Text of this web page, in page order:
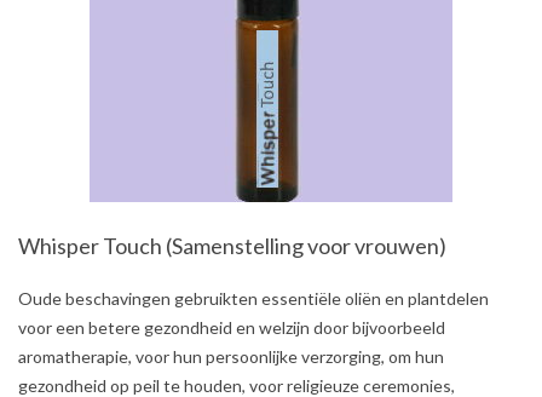
Whisper Touch (Samenstelling voor vrouwen)
2021-
Oude beschavingen gebruikten essentiële oliën en plantdelen
voor een betere gezondheid en welzijn door bijvoorbeeld
aromatherapie, voor hun persoonlijke verzorging, om hun
gezondheid op peil te houden, voor religieuze ceremonies,